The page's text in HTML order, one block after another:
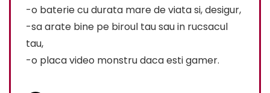
-o baterie cu durata mare de viata si, desigur,
-sa arate bine pe biroul tau sau in rucsacul
tau,
-o placa video monstru daca esti gamer.